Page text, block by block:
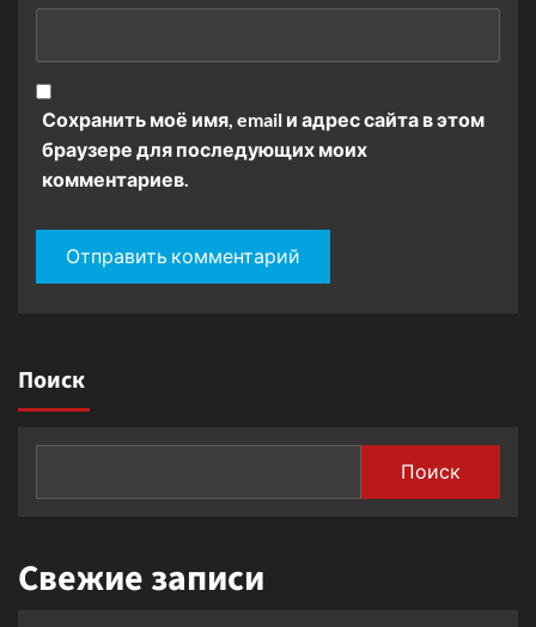
Сохранить моё имя, email и адрес сайта в этом
браузере для последующих моих
комментариев.
Поиск
Поиск
Свежие записи